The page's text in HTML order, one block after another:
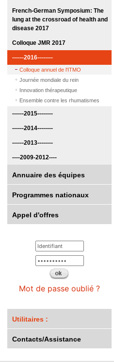
French-German Symposium: The
lung at the crossroad of health and
disease 2017
Colloque JMR 2017
------2016--------
Colloque annuel de l'ITMO
Journée mondiale du rein
Innovation thérapeutique
Ensemble contre les rhumatismes
------2015--------
------2014--------
------2013--------
----2009-2012----
Annuaire des équipes
Programmes nationaux
Appel d'offres
Mot de passe oublié ?
Utilitaires :
Contacts/Assistance